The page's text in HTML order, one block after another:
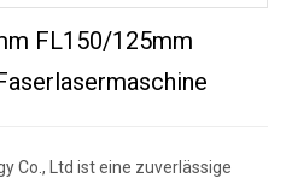
FL150/125mm
Co., Ltd ist eine zuverlässige